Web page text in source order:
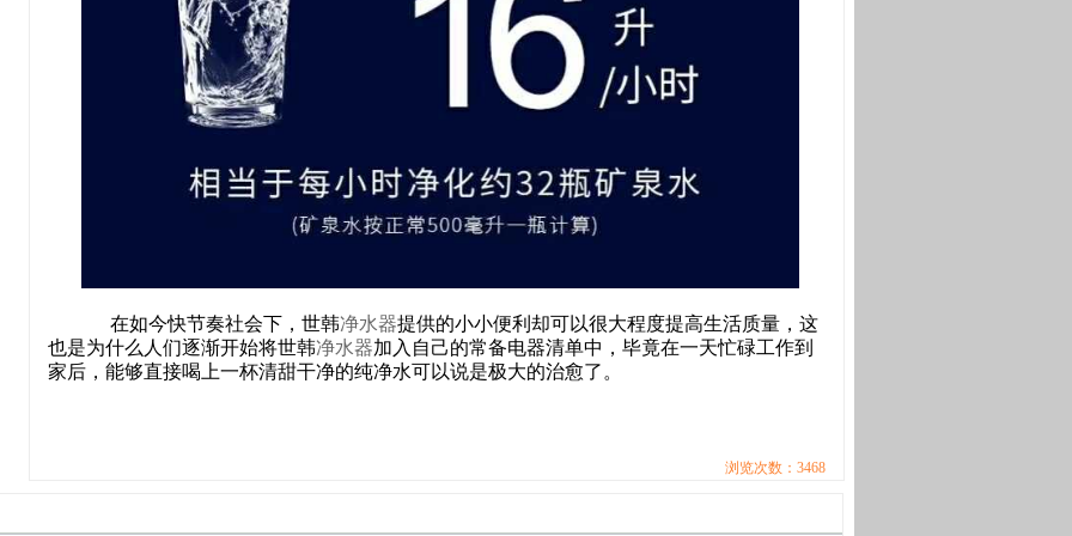
在如今快节奏社会下，世韩净水器提供的小小便利却可以很大程度提高生活质量，这
也是为什么人们逐渐开始将世韩净水器加入自己的常备电器清单中，毕竟在一天忙碌工作到
家后，能够直接喝上一杯清甜干净的纯净水可以说是极大的治愈了。
浏览次数：3468